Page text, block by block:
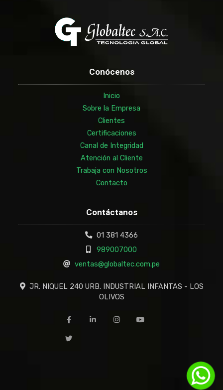
Conócenos
Inicio
Sobre la Empresa
Clientes
Certificaciones
Canal de Integridad
Atención al Cliente
Trabaja con Nosotros
Contacto
Contáctanos
01 381 4366
989007000
ventas@globaltec.com.pe
JR. NIQUEL 240 URB. INDUSTRIAL INFANTAS - LOS
OLIVOS